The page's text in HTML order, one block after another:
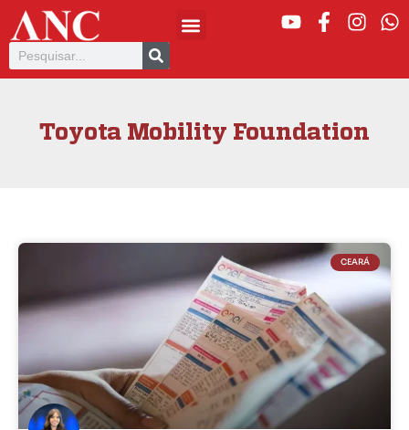
Toyota Mobility Foundation
CEARÁ